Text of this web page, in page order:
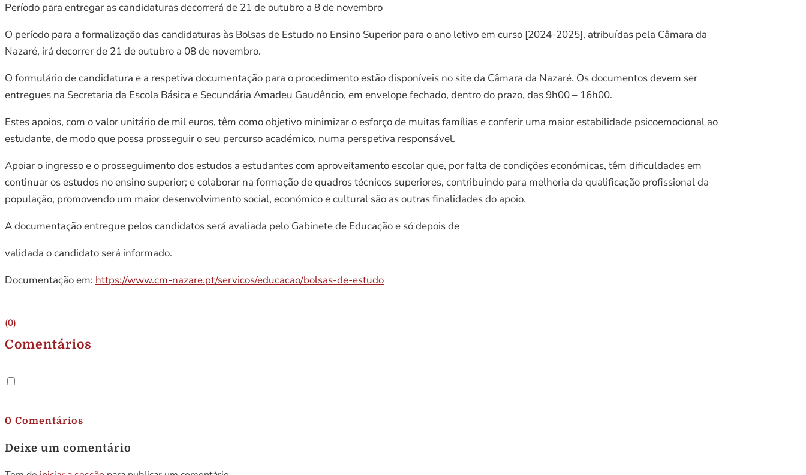
Período para entregar as candidaturas decorrerá de 21 de outubro a 8 de novembro
O período para a formalização das candidaturas às Bolsas de Estudo no Ensino Superior para o ano letivo em curso [2024-2025], atribuídas pela Câmara da
Nazaré, irá decorrer de 21 de outubro a 08 de novembro.
O formulário de candidatura e a respetiva documentação para o procedimento estão disponíveis no site da Câmara da Nazaré. Os documentos devem ser
entregues na Secretaria da Escola Básica e Secundária Amadeu Gaudêncio, em envelope fechado, dentro do prazo, das 9h00 – 16h00.
Estes apoios, com o valor unitário de mil euros, têm como objetivo minimizar o esforço de muitas famílias e conferir uma maior estabilidade psicoemocional ao
estudante, de modo que possa prosseguir o seu percurso académico, numa perspetiva responsável.
Apoiar o ingresso e o prosseguimento dos estudos a estudantes com aproveitamento escolar que, por falta de condições económicas, têm dificuldades em
continuar os estudos no ensino superior; e colaborar na formação de quadros técnicos superiores, contribuindo para melhoria da qualificação profissional da
população, promovendo um maior desenvolvimento social, económico e cultural são as outras finalidades do apoio.
A documentação entregue pelos candidatos será avaliada pelo Gabinete de Educação e só depois de
validada o candidato será informado.
Documentação em: https://www.cm-nazare.pt/servicos/educacao/bolsas-de-estudo
(0)
Comentários
0 Comentários
Deixe um comentário